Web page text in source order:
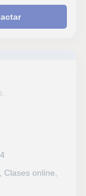
Ciencias
Lengua
Dibujo
Repaso
Primaria,
Clases online,